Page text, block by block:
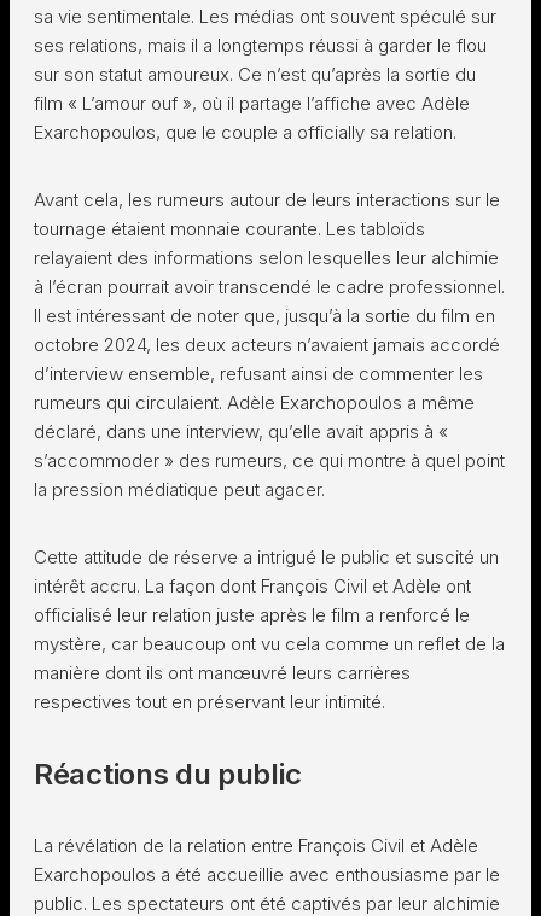
sa vie sentimentale. Les médias ont souvent spéculé sur
ses relations, mais il a longtemps réussi à garder le flou
sur son statut amoureux. Ce n’est qu’après la sortie du
film « L’amour ouf », où il partage l’affiche avec Adèle
Exarchopoulos, que le couple a officially sa relation.
Avant cela, les rumeurs autour de leurs interactions sur le
tournage étaient monnaie courante. Les tabloïds
relayaient des informations selon lesquelles leur alchimie
à l’écran pourrait avoir transcendé le cadre professionnel.
Il est intéressant de noter que, jusqu’à la sortie du film en
octobre 2024, les deux acteurs n’avaient jamais accordé
d’interview ensemble, refusant ainsi de commenter les
rumeurs qui circulaient. Adèle Exarchopoulos a même
déclaré, dans une interview, qu’elle avait appris à «
s’accommoder » des rumeurs, ce qui montre à quel point
la pression médiatique peut agacer.
Cette attitude de réserve a intrigué le public et suscité un
intérêt accru. La façon dont François Civil et Adèle ont
officialisé leur relation juste après le film a renforcé le
mystère, car beaucoup ont vu cela comme un reflet de la
manière dont ils ont manœuvré leurs carrières
respectives tout en préservant leur intimité.
Réactions du public
La révélation de la relation entre François Civil et Adèle
Exarchopoulos a été accueillie avec enthousiasme par le
public. Les spectateurs ont été captivés par leur alchimie